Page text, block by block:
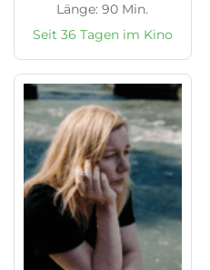
Länge: 90 Min.
Seit 36 Tagen im Kino